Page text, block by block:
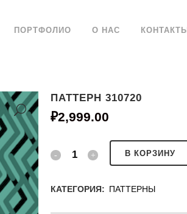
ПОРТФОЛИО О НАС КОНТАКТЫ
ПАТТЕРН 310720
₽2,999.00
В КОРЗИНУ
КАТЕГОРИЯ: ПАТТЕРНЫ